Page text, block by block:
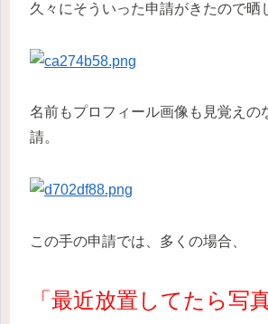
久々にそういった申請がきたので晒
名前もプロフィール画像も見覚えの
請。
この手の申請では、多くの場合、
「最近放置してたら写